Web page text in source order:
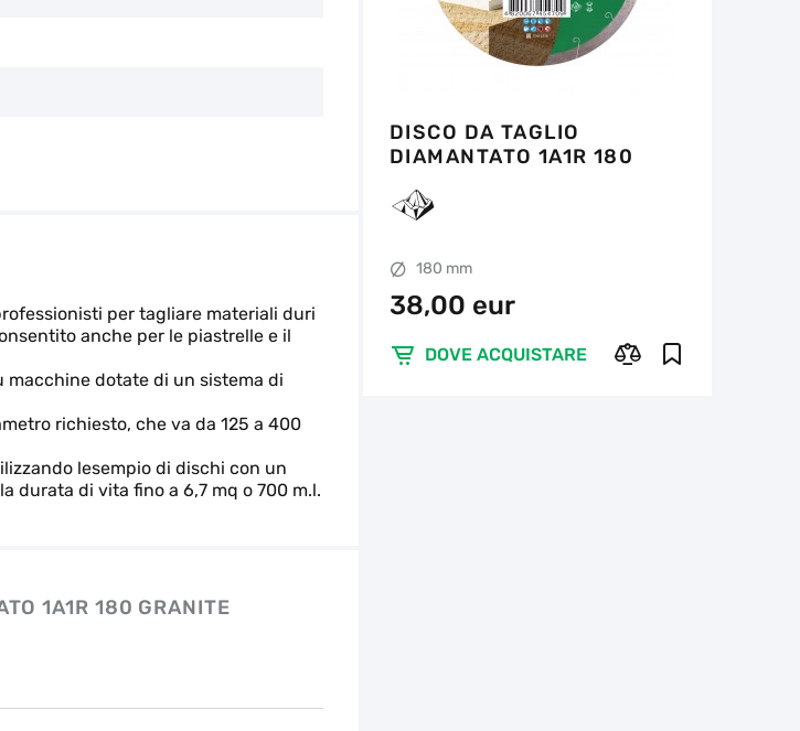
per tagliare materiali duri
anche per le piastrelle e il
macchine dotate di un sistema di
richiesto, che va da 125 a 400
lesempio di dischi con un
durata di vita fino a 6,7 mq o 700 m.l.
1A1R 180 GRANITE
DISCO DA TAGLIO
DIAMANTATO 1A1R 180
180 mm
38,00 eur
DOVE ACQUISTARE